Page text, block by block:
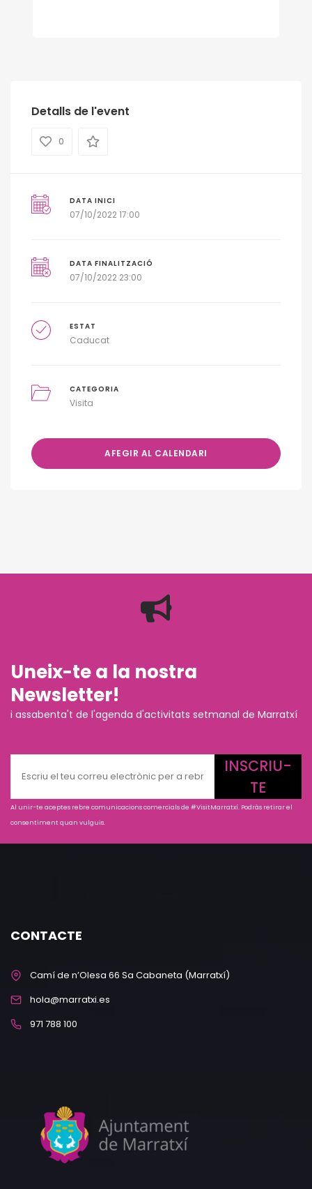
Detalls de l'event
0
DATA INICI
07/10/2022 17:00
DATA FINALITZACIÓ
07/10/2022 23:00
ESTAT
Caducat
CATEGORIA
Visita
AFEGIR AL CALENDARI
Uneix-te a la nostra
Newsletter!
i assabenta't de l'agenda d'activitats setmanal de Marratxí
INSCRIU-
TE
Al unir-te aceptes rebre comunicacions comercials de #VisitMarratxí. Podràs retirar el
consentiment quan vulguis.
CONTACTE
Camí de n’Olesa 66 Sa Cabaneta (Marratxí)
hola@marratxi.es
971 788 100